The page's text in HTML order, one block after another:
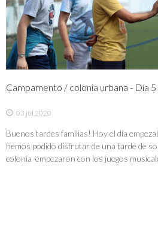
Campamento / colonia urbana - Día 5
03 jul 2020
Buenos tardes familias! Hoy el día
hemos podido disfrutar de una tarde de
colonia empezaron con los juegos